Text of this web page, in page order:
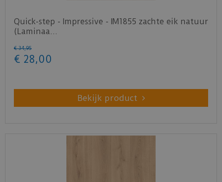
Quick-step - Impressive - IM1855 zachte eik natuur
(Laminaa…
€ 34,95
€ 28,00
Bekijk product